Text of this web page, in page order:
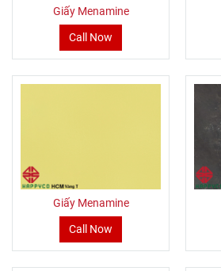
Giấy Menamine
Call Now
Giấy Menamine
Call Now